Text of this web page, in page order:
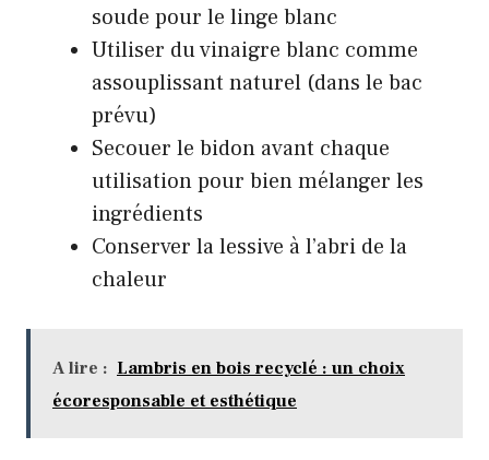
soude pour le linge blanc
Utiliser du vinaigre blanc comme
assouplissant naturel (dans le bac
prévu)
Secouer le bidon avant chaque
utilisation pour bien mélanger les
ingrédients
Conserver la lessive à l’abri de la
chaleur
A lire : Lambris en bois recyclé : un choix
écoresponsable et esthétique